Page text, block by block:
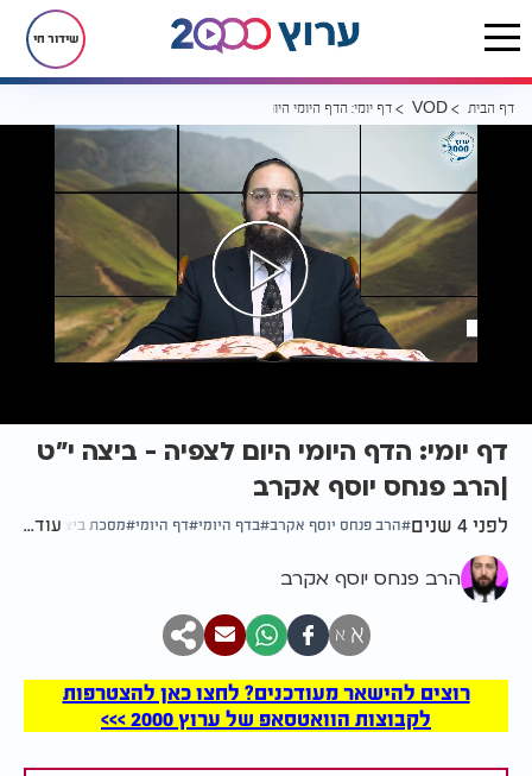
שידור חי
דף הבית VOD דף יומי: הדף היומי היום לצפיה - ביצה י"ט |הרב פנחס יוסף אקרב
דף יומי: הדף היומי היום לצפיה - ביצה י"ט
|הרב פנחס יוסף אקרב
לפני 4 שנים הרב פנחס יוסף אקרב בדף היומי דף היומי מסכת ביצה דף י"ט
עוד...
הרב פנחס יוסף אקרב
א א
רוצים להישאר מעודכנים? לחצו כאן להצטרפות
לקבוצות הוואטסאפ של ערוץ 2000 >>>